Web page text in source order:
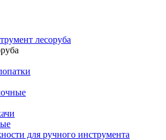
лесоруба
для ручного инструмента